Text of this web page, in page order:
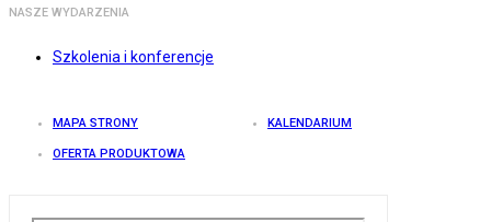
NASZE WYDARZENIA
Szkolenia i konferencje
MAPA STRONY KALENDARIUM
OFERTA PRODUKTOWA